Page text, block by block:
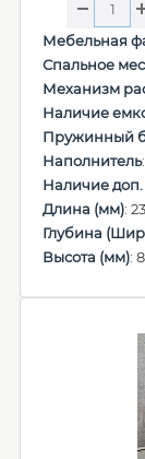
Мебельная
Спальное
Механизм
Наличие
Пружинный
Наполнитель
Наличие
Длина (мм):
Глубина
Высота (мм):